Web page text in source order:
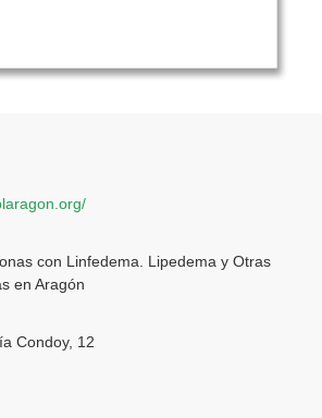
con Linfedema. Lipedema y Otras
en Aragón
Condoy, 12